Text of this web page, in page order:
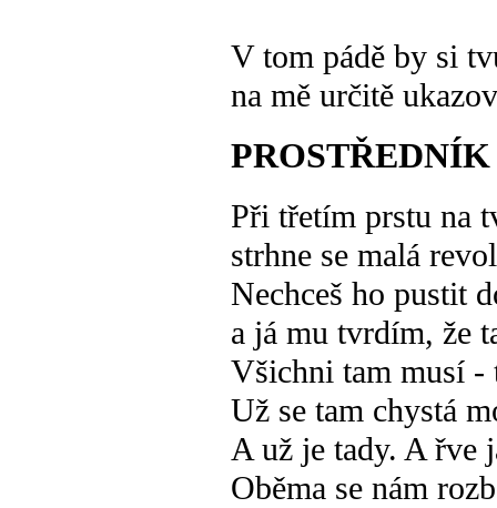
V tom pádě by si
na mě určitě
PROSTŘEDNÍK
Při třetím prstu na
strhne se malá
Nechceš ho pustit
a já mu tvrdím, že
Všichni tam musí
Už se tam chystá
A už je tady. A řve
Oběma se nám